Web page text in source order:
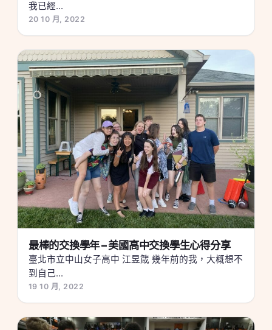
我已經...
20 10 月, 2022
最棒的交換學年 – 美國高中交換學生心得分享
臺北市立中山女子高中 江昱箴 幾年前的我，大概想不
到自己...
19 10 月, 2022